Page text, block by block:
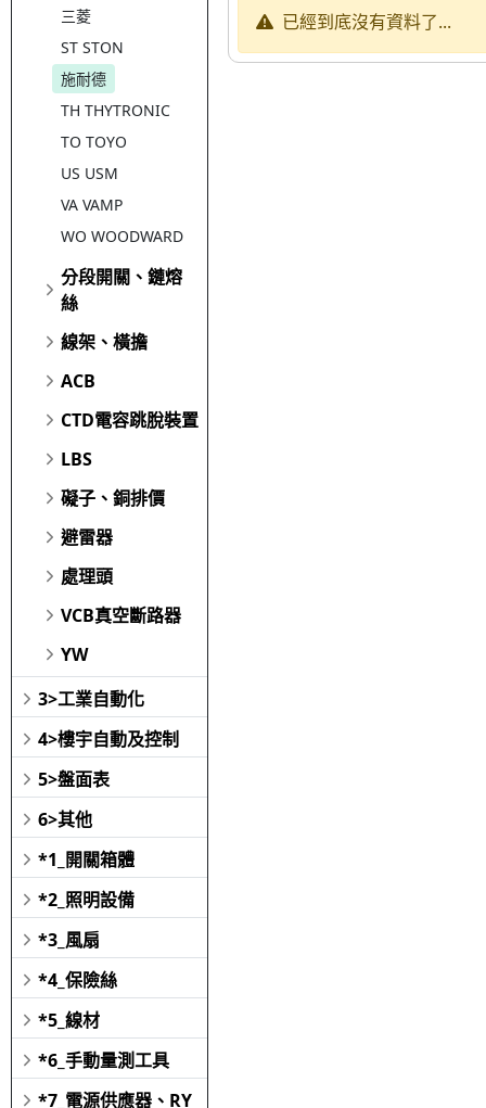
三菱
ST STON
施耐德
TH THYTRONIC
TO TOYO
US USM
VA VAMP
WO WOODWARD
分段開關、鏈熔
絲
線架、橫擔
ACB
CTD電容跳脫裝置
LBS
礙子、銅排價
避雷器
處理頭
VCB真空斷路器
YW
3>工業自動化
4>樓宇自動及控制
5>盤面表
6>其他
*1_開關箱體
*2_照明設備
*3_風扇
*4_保險絲
*5_線材
*6_手動量測工具
*7_電源供應器、RY
已經到底沒有資料了...